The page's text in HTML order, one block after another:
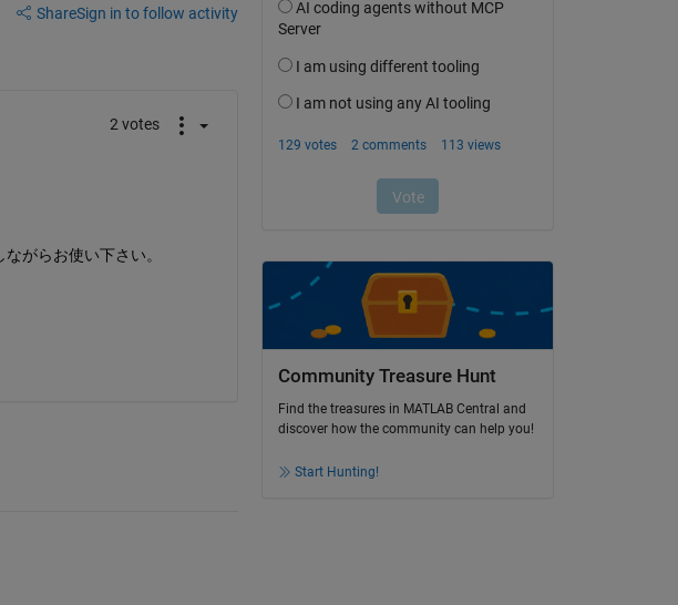
ShareSign in to follow activity
2 votes
がらお使い下さい。
Community Treasure Hunt
Find the treasures in MATLAB Central and
discover how the community can help you!
Start Hunting!